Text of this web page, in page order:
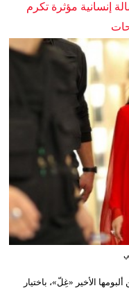
إنسانية مؤثرة تكرم
الأخير «غِلّ»، باختيار